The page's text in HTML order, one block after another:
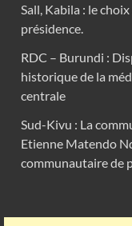
Sall, Kabila : le
présidence.
RDC – Burundi :
historique de la
centrale
Sud-Kivu : La
Etienne Matendo
communautaire de